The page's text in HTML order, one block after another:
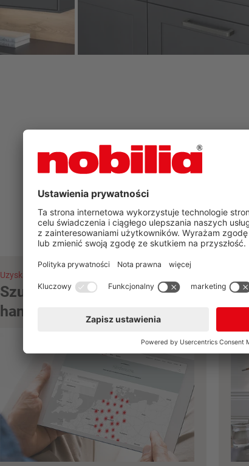
Czy znalazłeś
kuchnię marki
Uzyskaj poradę już teraz
Szukanie placówki
handlowej nobilia